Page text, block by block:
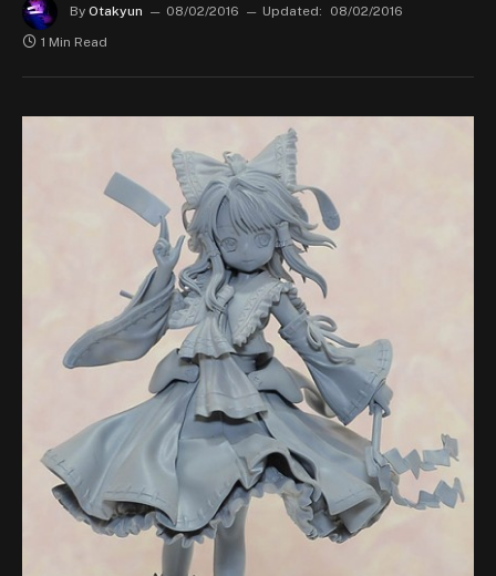
By Otakyun 08/02/2016 Updated:
08/02/2016
1 Min Read